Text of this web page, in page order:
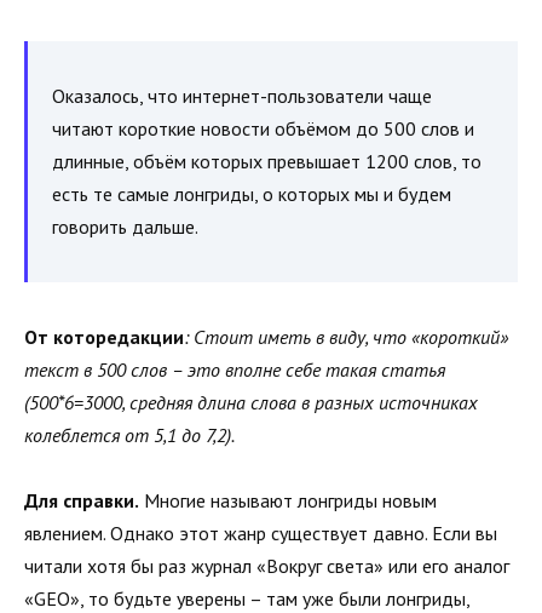
Оказалось, что интернет-пользователи чаще
читают короткие новости объёмом до 500 слов и
длинные, объём которых превышает 1200 слов, то
есть те самые лонгриды, о которых мы и будем
говорить дальше.
От которедакции: Стоит иметь в виду, что «короткий»
текст в 500 слов – это вполне себе такая статья
(500*6=3000, средняя длина слова в разных источниках
колеблется от 5,1 до 7,2).
Для справки. Многие называют лонгриды новым
явлением. Однако этот жанр существует давно. Если вы
читали хотя бы раз журнал «Вокруг света» или его аналог
«GEO», то будьте уверены – там уже были лонгриды,